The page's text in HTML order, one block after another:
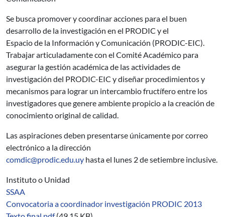
Se busca promover y coordinar acciones para el buen
desarrollo de la investigación en el PRODIC y el
Espacio de la Información y Comunicación (PRODIC-EIC).
Trabajar articuladamente con el Comité Académico para
asegurar la gestión académica de las actividades de
investigación del PRODIC-EIC y diseñar procedimientos y
mecanismos para lograr un intercambio fructífero entre los
investigadores que genere ambiente propicio a la creación de
conocimiento original de calidad.
Las aspiraciones deben presentarse únicamente por correo
electrónico a la dirección
comdic@prodic.edu.uy hasta el lunes 2 de setiembre inclusive.
Instituto o Unidad
SSAA
Convocatoria a coordinador investigación PRODIC 2013